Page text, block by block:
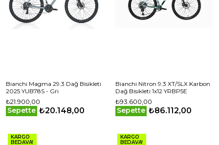
Bianchi Magma 29.3 Dağ Bisikleti
2025 YUB78S - Gri
₺21.900,00
Sepette ₺20.148,00
Bianchi Nitron 9.3 XT/SLX Karbon
Dağ Bisikleti 1x12 YRBP5E
₺93.600,00
Sepette ₺86.112,00
KARGO
BEDAVA!
KARGO
BEDAVA!